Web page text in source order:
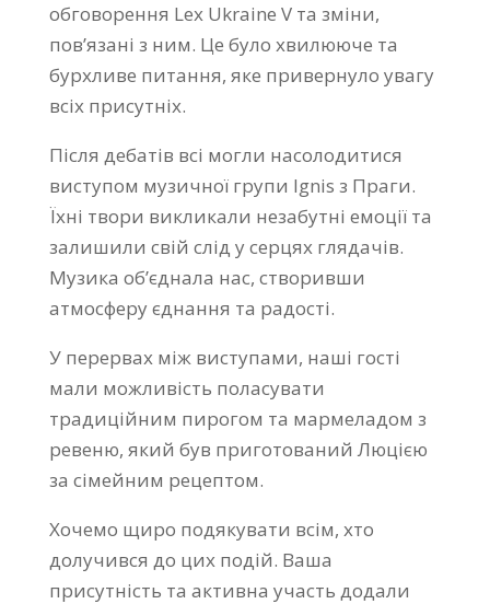
обговорення Lex Ukraine V та зміни,
пов’язані з ним. Це було хвилююче та
бурхливе питання, яке привернуло увагу
всіх присутніх.
Після дебатів всі могли насолодитися
виступом музичної групи Ignis з Праги.
Їхні твори викликали незабутні емоції та
залишили свій слід у серцях глядачів.
Музика об’єднала нас, створивши
атмосферу єднання та радості.
У перервах між виступами, наші гості
мали можливість поласувати
традиційним пирогом та мармеладом з
ревеню, який був приготований Люцією
за сімейним рецептом.
Хочемо щиро подякувати всім, хто
долучився до цих подій. Ваша
присутність та активна участь додали